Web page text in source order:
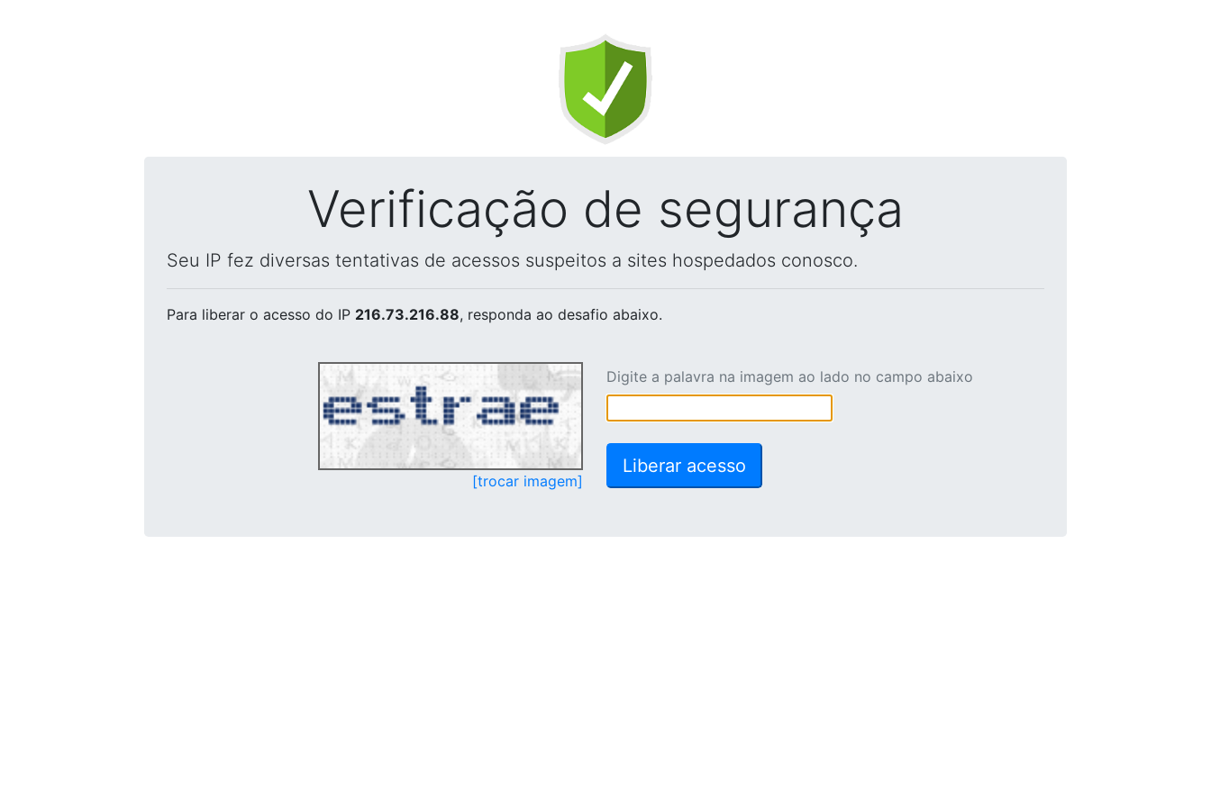
Verificação de segurança
Seu IP fez diversas tentativas de acessos suspeitos a sites hospedados conosco.
Para liberar o acesso do IP 216.73.216.88, responda ao desafio abaixo.
[trocar imagem]
Digite a palavra na imagem ao lado no campo abaixo